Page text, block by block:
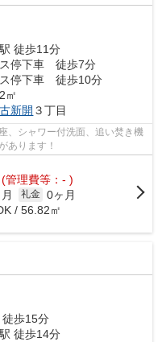
駅 徒歩11分
ス停下車 徒歩7分
ス停下車 徒歩10分
㎡
新開 ３丁目
、シャワー付洗面、追い焚き機
あります！
(管理費等：- )
礼金 0ヶ月
/ 56.82㎡
徒歩15分
駅 徒歩14分